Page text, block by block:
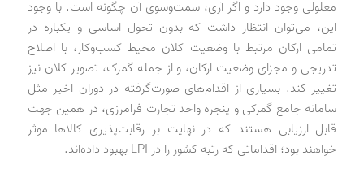
معلولی وجود دارد و اگر آری، سمت‌وسوی آن چگونه است. با وجود
این، می‌توان انتظار داشت که بدون تحول اساسی و یکباره در
تمامی ارکان مرتبط با وضعیت کلان محیط کسب‌وکار، با اصلاح
تدریجی و مجزای وضعیت ارکان، و از جمله گمرک، تصویر کلان نیز
تغییر کند. بسیاری از اقدام‌های صورت‌گرفته در دوران اخیر مثل
سامانه جامع گمرکی و پنجره واحد تجارت فرامرزی، در همین جهت
قابل ارزیابی هستند که در نهایت بر رقابت‌پذیری کالاها موثر
خواهند بود؛ اقداماتی که رتبه کشور را در LPI بهبود داده‌اند.